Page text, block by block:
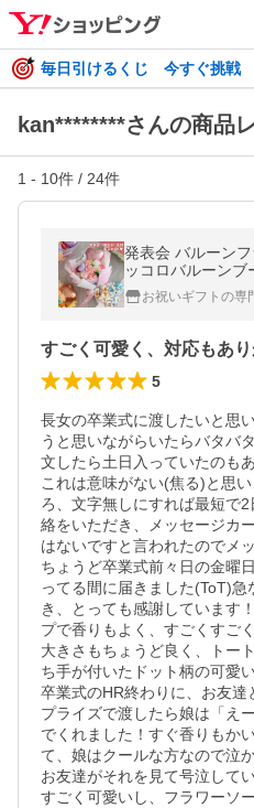
毎日引けるくじ 今すぐ挑戦
kan********さんの商品
1 - 10件 / 24件
発表会 バルーン
ッコロバルーンブ
習い事 入園 入学
の日 成人式
お祝いギフトの専
5
長女の卒業式に渡したいと思
うと思いながらいたらバタバ
文したら土日入っていたのも
これは意味がない(焦る)と思
ろ、文字無しにすれば最短で
絡をいただき、メッセージカ
はないですと言われたのでメ
ちょうど卒業式前々日の金曜
ってる間に届きました(ToT)
き、とっても感謝しています
プで香りもよく、すごくすご
大きさもちょうど良く、トー
ち手が付いたドット柄の可愛
卒業式のHR終わりに、お友
プライズで渡したら娘は「え
でくれました！すぐ香りもか
て、娘はクールな方なので泣
お友達がそれを見て号泣して
すごく可愛いし、フラワーソ